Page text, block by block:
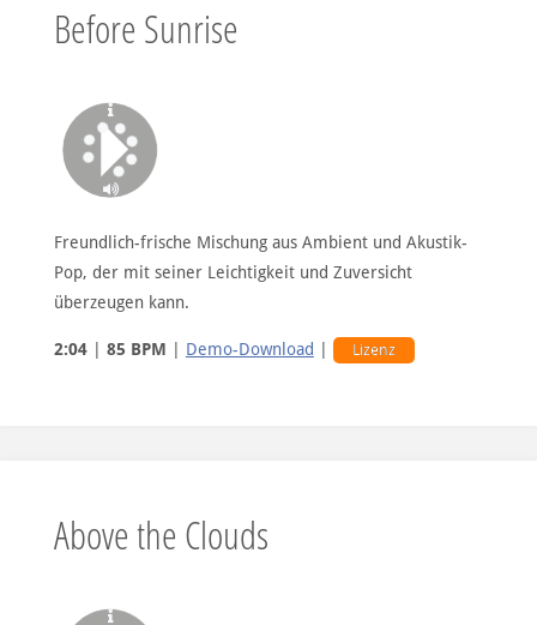
Before Sunrise
Freundlich-frische Mischung aus Ambient und Akustik-
Pop, der mit seiner Leichtigkeit und Zuversicht
überzeugen kann.
2:04| 85 BPM Demo-Download Lizenz
Above the Clouds